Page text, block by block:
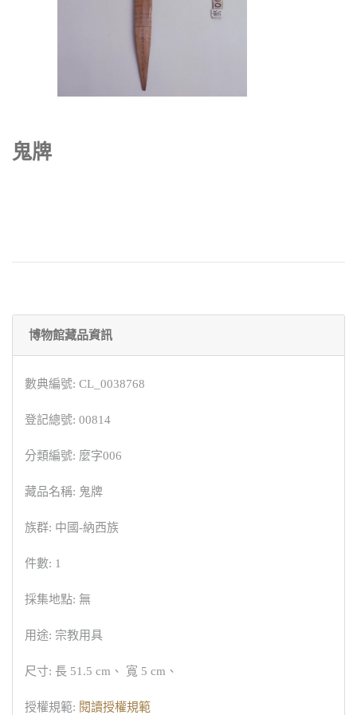
鬼牌
博物館藏品資訊
數典編號: CL_0038768
登記總號: 00814
分類編號: 麼字006
藏品名稱: 鬼牌
族群: 中國-納西族
件數: 1
採集地點: 無
用途: 宗教用具
尺寸: 長 51.5 cm、 寬 5 cm、
授權規範: 閱讀授權規範